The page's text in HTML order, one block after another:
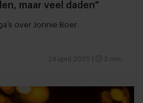
maar veel daden"
over Jonnie Boer
24 april 2025 3 min